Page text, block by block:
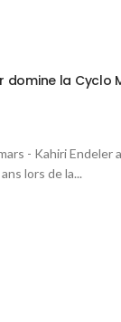
domine la Cyclo
- Kahiri Endeler
lors de la...